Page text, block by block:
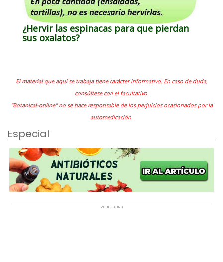
¿Hervir las espinacas para que pierdan
sus oxalatos?
El material que aquí se trabaja tiene carácter informativo. En caso de duda,
consúltese con el facultativo.
"Botanical-online" no se hace responsable de los perjuicios ocasionados por la
automedicación.
Especial